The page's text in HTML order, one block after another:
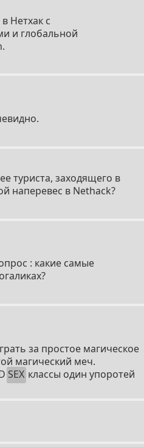
Нетхак с
и глобальной
туриста, заходящего в
наперевес в Nethack?
: какие самые
за простое магическое
магический меч.
SEX классы один упоротей